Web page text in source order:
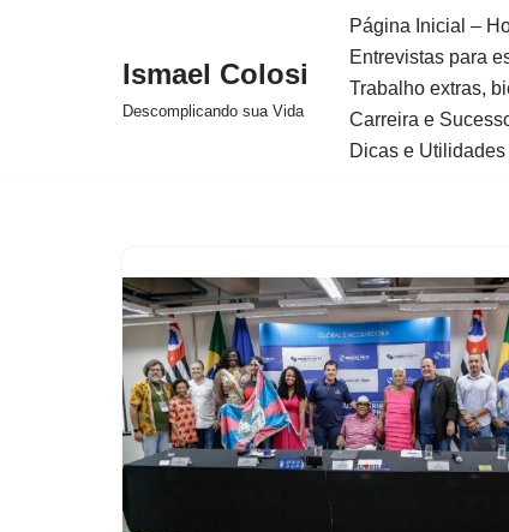
Ismael Colosi
Descomplicando sua Vida
Página Inicial –
Entrevistas para
Trabalho extras,
Carreira e
Dicas e Utilidades